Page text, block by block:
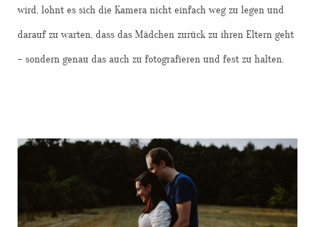
wird, lohnt es sich die Kamera nicht einfach weg zu legen und
darauf zu warten, dass das Mädchen zurück zu ihren Eltern geht
– sondern genau das auch zu fotografieren und fest zu halten.